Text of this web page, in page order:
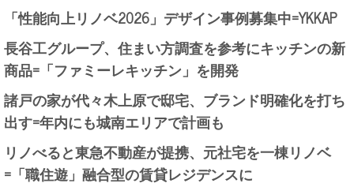
「性能向上リノベ2026」デザイン事例募集中=YKKAP
長谷工グループ、住まい方調査を参考にキッチンの新
商品=「ファミーレキッチン」を開発
諸戸の家が代々木上原で邸宅、ブランド明確化を打ち
出す=年内にも城南エリアで計画も
リノべると東急不動産が提携、元社宅を一棟リノベ
=「職住遊」融合型の賃貸レジデンスに